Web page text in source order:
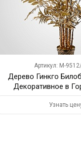
Артикул: M-
Дерево Гинкго
Декоративное в
Узнать